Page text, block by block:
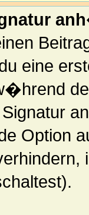
eine
Option